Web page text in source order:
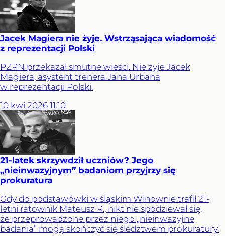
Jacek Magiera nie żyje. Wstrząsająca wiadomość
z reprezentacji Polski
PZPN przekazał smutne wieści. Nie żyje Jacek
Magiera, asystent trenera Jana Urbana
w reprezentacji Polski.
10 kwi 2026 11:10
21-latek skrzywdził uczniów? Jego
„nieinwazyjnym” badaniom przyjrzy się
prokuratura
Gdy do podstawówki w śląskim Winownie trafił 21-
letni ratownik Mateusz R., nikt nie spodziewał się,
że przeprowadzone przez niego „nieinwazyjne
badania” mogą skończyć się śledztwem prokuratury.